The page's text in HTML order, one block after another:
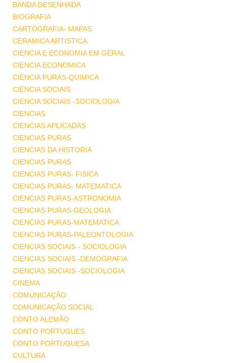
BANDA DESENHADA
BIOGRAFIA
CARTOGRAFIA- MAPAS
CERAMICA ARTISTICA
CIENCIA E ECONOMIA EM GERAL
CIENCIA ECONOMICA
CIENCIA PURAS-QUIMICA
CIENCIA SOCIAIS
CIENCIA SOCIAIS -SOCIOLOGIA
CIENCIAS
CIENCIAS APLICADAS
CIENCIAS PURAS
CIENCIAS DA HISTORIA
CIENCIAS PURAS
CIENCIAS PURAS- FISICA
CIENCIAS PURAS- MATEMATICA
CIENCIAS PURAS-ASTRONOMIA
CIENCIAS PURAS-GEOLOGIA
CIENCIAS PURAS-MATEMATICA
CIENCIAS PURAS-PALEONTOLOGIA
CIENCIAS SOCIAIS - SOCIOLOGIA
CIENCIAS SOCIAIS -DEMOGRAFIA
CIENCIAS SOCIAIS -SOCIOLOGIA
CINEMA
COMUNICAÇÃO
COMUNICAÇÃO SOCIAL
CONTO ALEMÃO
CONTO PORTUGUES
CONTO PORTUGUESA
CULTURA